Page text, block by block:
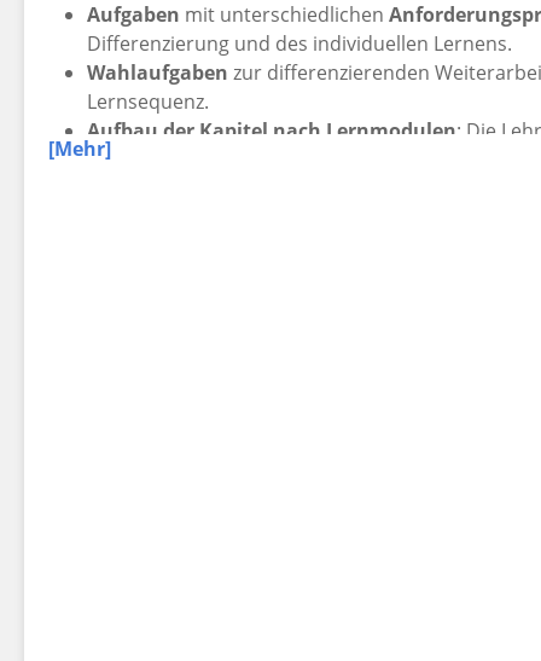
Aufgaben mit unterschiedlichen
Differenzierung und des individuellen Lernens.
Wahlaufgaben zur differenzierenden
Lernsequenz.
Aufbau der Kapitel nach Lernmodulen: Die
Lerneinheiten je nach Situation ihrer
[Mehr]